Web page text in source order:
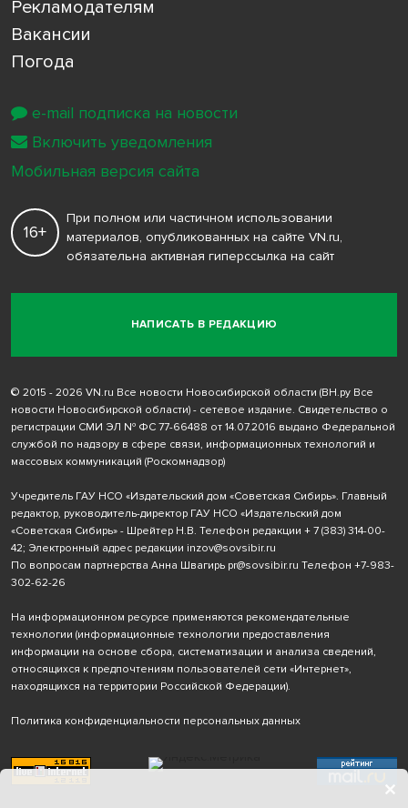
Рекламодателям
Вакансии
Погода
НАПИСАТЬ В РЕДАКЦИЮ
16+
При полном или частичном использовании
материалов, опубликованных на сайте VN.ru,
обязательна активная гиперссылка на сайт
© 2015 - 2026 VN.ru Все новости Новосибирской области (ВН.ру Все
новости Новосибирской области) - сетевое издание. Свидетельство о
регистрации СМИ ЭЛ № ФС 77-66488 от 14.07.2016 выдано Федеральной
службой по надзору в сфере связи, информационных технологий и
массовых коммуникаций (Роскомнадзор)
Учредитель ГАУ НСО «Издательский дом «Советская Сибирь». Главный
редактор, руководитель-директор ГАУ НСО «Издательский дом
«Советская Сибирь» - Шрейтер Н.В. Телефон редакции + 7 (383) 314-00-
42; Электронный адрес редакции inzov@sovsibir.ru
По вопросам партнерства Анна Швагирь pr@sovsibir.ru Телефон +7-983-
302-62-26
На информационном ресурсе применяются рекомендательные
технологии (информационные технологии предоставления
информации на основе сбора, систематизации и анализа сведений,
относящихся к предпочтениям пользователей сети «Интернет»,
находящихся на территории Российской Федерации).
Политика конфиденциальности персональных данных
e-mail подписка на новости
Включить уведомления
Мобильная версия сайта